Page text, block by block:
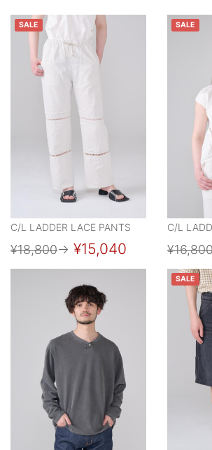
SALE
C/L LADDER LACE PANTS
¥18,800→ ¥15,040
SALE
C/L
SALE